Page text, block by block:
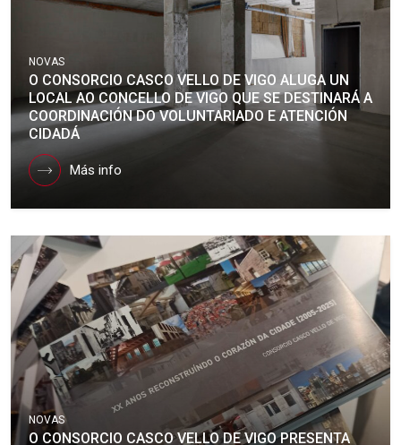
NOVAS
O CONSORCIO CASCO VELLO DE VIGO ALUGA UN
LOCAL AO CONCELLO DE VIGO QUE SE DESTINARÁ A
COORDINACIÓN DO VOLUNTARIADO E ATENCIÓN
CIDADÁ
Más info
NOVAS
O CONSORCIO CASCO VELLO DE VIGO PRESENTA